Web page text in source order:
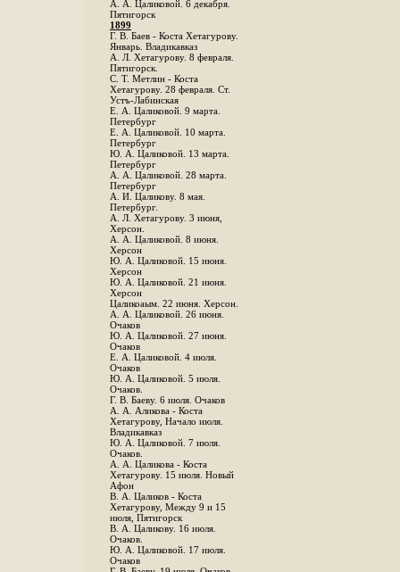
А. А. Цаликовой. 6 декабря.
Пятигорск
1899
Г. В. Баев - Коста Хетагурову.
Январь. Владикавказ
А. Л. Хетагурову. 8 февраля.
Пятигорск.
С. Т. Метлин - Коста
Хетагурову. 28 февраля. Ст.
Устъ-Лабинская
Е. А. Цаликовой. 9 марта.
Петербург
Е. А. Цаликовой. 10 марта.
Петербург
Ю. А. Цаликовой. 13 марта.
Петербург
А. А. Цаликовой. 28 марта.
Петербург
А. И. Цаликову. 8 мая.
Петербург.
А. Л. Хетагурову. 3 июня,
Херсон.
А. А. Цаликовой. 8 июня.
Херсон
Ю. А. Цаликовой. 15 июня.
Херсон
Ю. А. Цаликовой. 21 июня.
Херсон
Цаликоаым. 22 июня. Херсон.
А. А. Цаликовой. 26 июня.
Очаков
Ю. А. Цаликовой. 27 июня.
Очаков
Е. А. Цаликовой. 4 июля.
Очаков
Ю. А. Цаликовой. 5 июля.
Очаков.
Г. В. Баеву. 6 июля. Очаков
А. А. Аликова - Коста
Хетагурову, Начало июля.
Владикавказ
Ю. А. Цаликовой. 7 июля.
Очаков.
А. А. Цаликова - Коста
Хетагурову. 15 июля. Новый
Афон
В. А. Цаликов - Коста
Хетагурову, Между 9 и 15
июля, Пятигорск
В. А. Цаликову. 16 июля.
Очаков.
Ю. А. Цаликовой. 17 июля.
Очаков